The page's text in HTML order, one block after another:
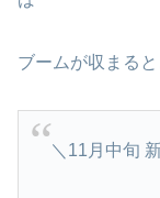
ブームが収まる
＼11月中旬